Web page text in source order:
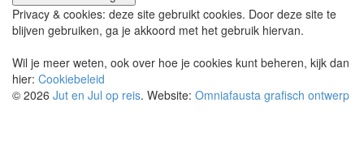
Privacy & cookies: deze site gebruikt cookies. Door deze site te
blijven gebruiken, ga je akkoord met het gebruik hiervan.
Wil je meer weten, ook over hoe je cookies kunt beheren, kijk dan
hier: Cookiebeleid
© 2026 Jut en Jul op reis. Website: Omniafausta grafisch ontwerp